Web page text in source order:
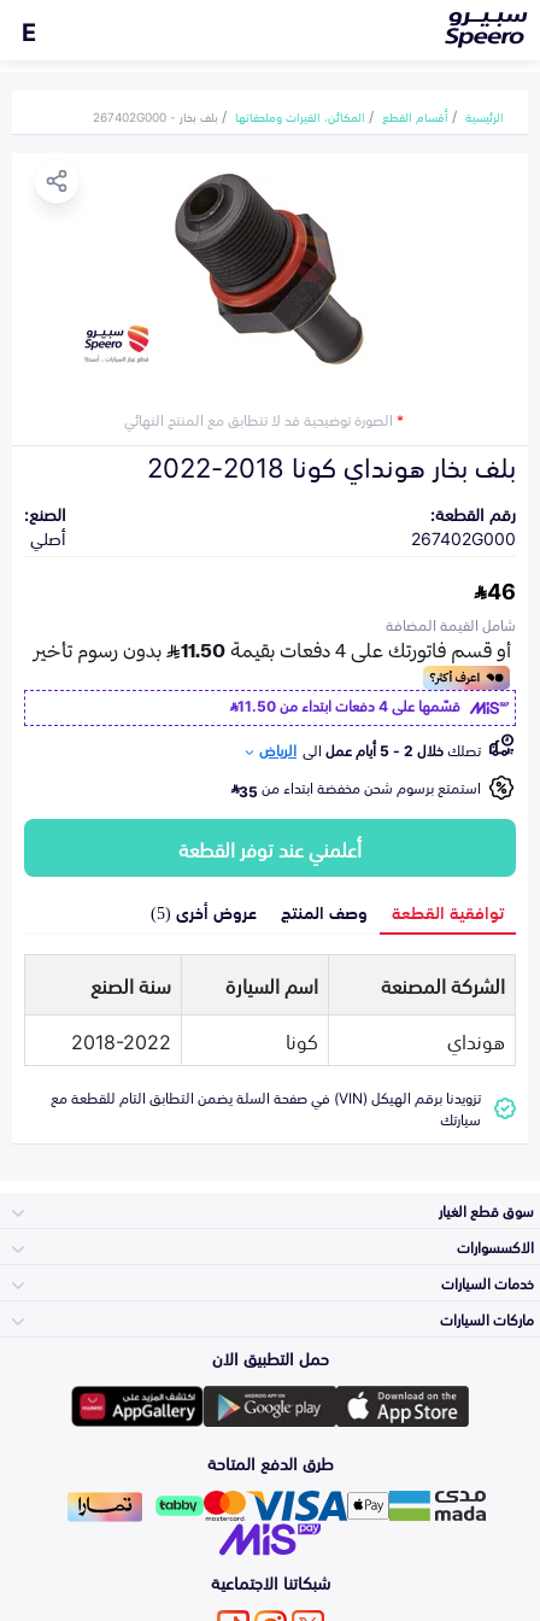
E
الرئيسية أقسام القطع المكائن، القيرات وملحقاتها بلف بخار - 267402G000
*الصورة توضيحية قد لا تتطابق مع المنتج النهائي
بلف بخار هونداي كونا 2018-2022
رقم القطعة:
267402G000
الصنع:
أصلي
46
شامل القيمة المضافة
قسّمها على 4 دفعات ابتداء من
11.50
تصلكخلال 2 - 5 أيام عمل الى الرياض
استمتع برسوم شحن مخفضة ابتداء من35
أعلمني عند توفر القطعة
توافقية القطعة وصف المنتج عروض أخرى (5)
الشركة المصنعة اسم السيارة
سنة الصنع
هونداي
كونا 2018-2022
تزويدنا برقم الهيكل (VIN) في صفحة السلة يضمن التطابق التام للقطعة مع
سيارتك
سوق قطع الغيار
المكائن، القيرات
وملحقاتها
الشمعات
والاصطبات (الاضاءة)
الفرامل والأقمشة
الاكسسوارات
لوازم الرحلات
اكسسوارات العناية
الزيوت و السوائل
خدمات السيارات
Top Selling
Detailing
Services
ماركات السيارات
تويوتا
هيونداي
كيا
حمل التطبيق الان
طرق الدفع المتاحة
شبكاتنا الاجتماعية